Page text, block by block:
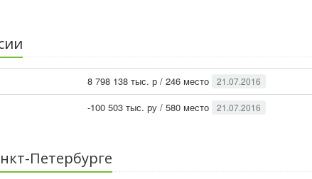
8 798 138 тыс. р / 246 место 21.07.2016
-100 503 тыс. ру / 580 место 21.07.2016
Петербурге